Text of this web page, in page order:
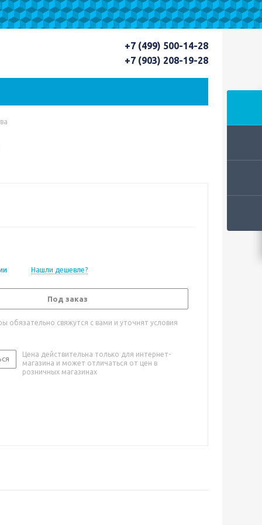
+7 (499) 500-14-28
+7 (903) 208-19-28
Нашли дешевле?
Под заказ
обязательно свяжутся с вами и уточнят условия
Цена действительна только для интернет-
магазина и может отличаться от цен в
розничных магазинах